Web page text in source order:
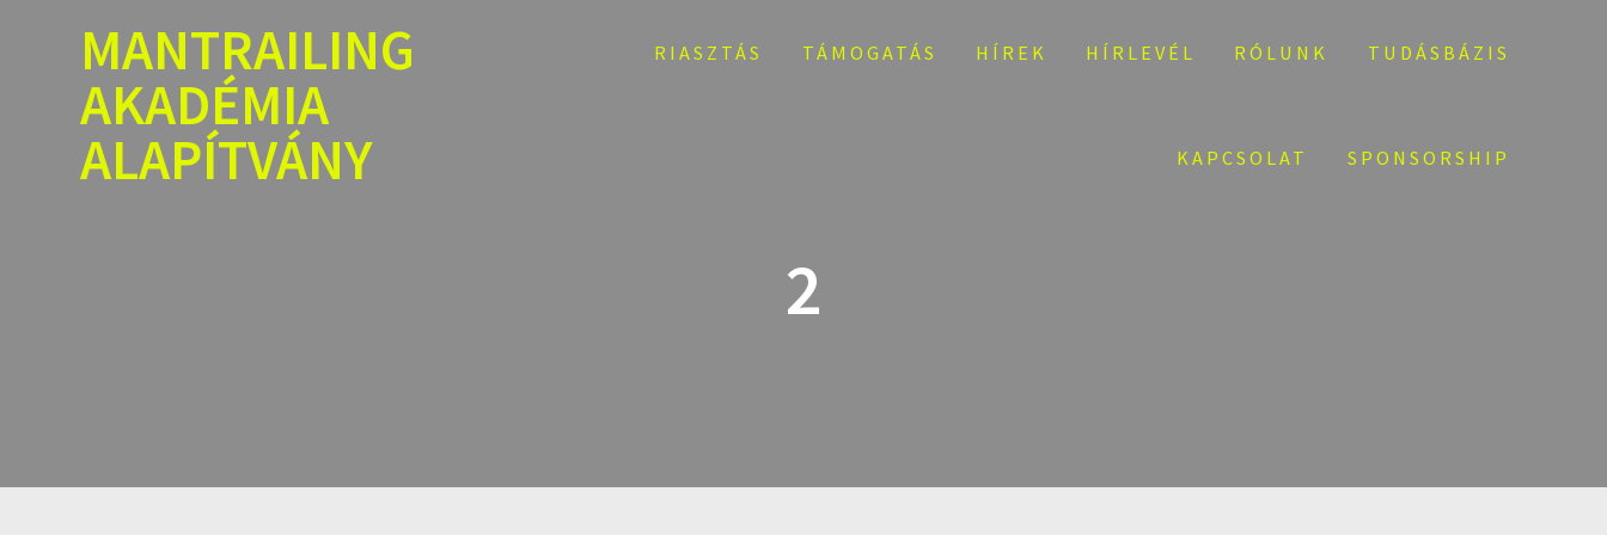
MANTRAILING
AKADÉMIA
ALAPÍTVÁNY
RIASZTÁS TÁMOGATÁS HÍREK HÍRLEVÉL RÓLUNK TUDÁSBÁZIS
KAPCSOLAT SPONSORSHIP
2